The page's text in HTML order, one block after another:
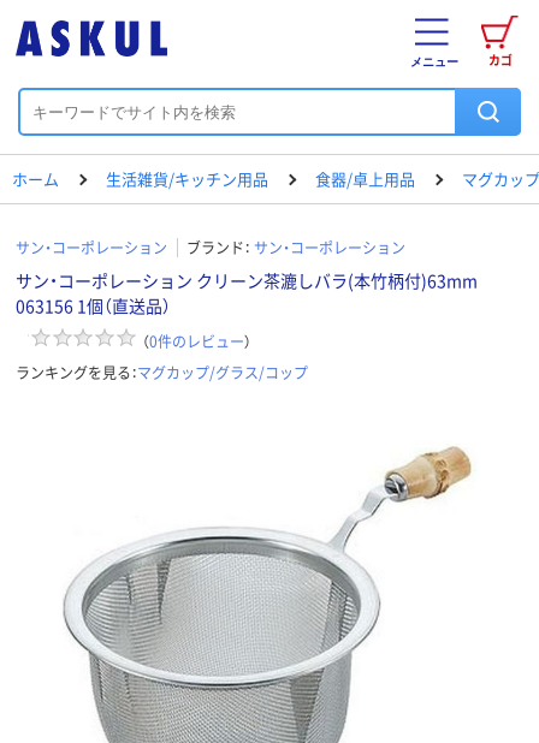
カゴ
メニュー
ホーム 生活雑貨/キッチン用品 食器/卓上用品 マグカッ
サン・コーポレーション ブランド： サン・コーポレーション
サン・コーポレーション クリーン茶漉しバラ(本竹柄付)63mm
063156 1個（直送品）
（0件のレビュー）
ランキングを見る：マグカップ/グラス/コップ